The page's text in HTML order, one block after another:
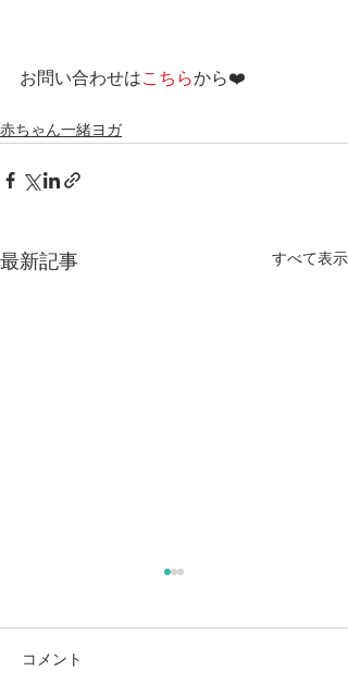
お問い合わせはこちらから❤️
赤ちゃん一緒ヨガ
最新記事 すべて表示
コメント